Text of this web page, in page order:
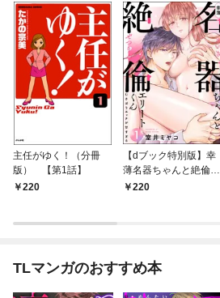
主任がゆく！（分冊
版） 【第1話】
220
【dブック特別版】幸
薄名器ちゃんと絶倫エ
リートくん むさぼりエ
220
TLマンガのおすすめ本